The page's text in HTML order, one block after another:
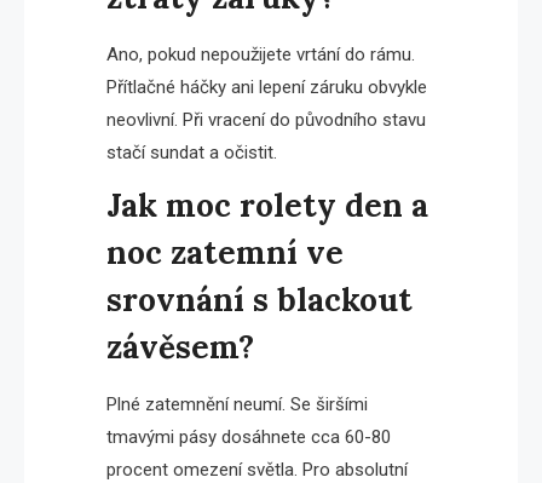
Ano, pokud nepoužijete vrtání do rámu.
Přítlačné háčky ani lepení záruku obvykle
neovlivní. Při vracení do původního stavu
stačí sundat a očistit.
Jak moc rolety den a
noc zatemní ve
srovnání s blackout
závěsem?
Plné zatemnění neumí. Se širšími
tmavými pásy dosáhnete cca 60-80
procent omezení světla. Pro absolutní